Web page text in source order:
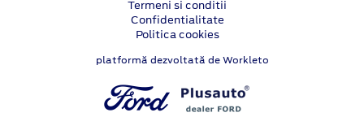
Termeni si conditii
Confidentialitate
Politica cookies
platformă dezvoltată de Workleto